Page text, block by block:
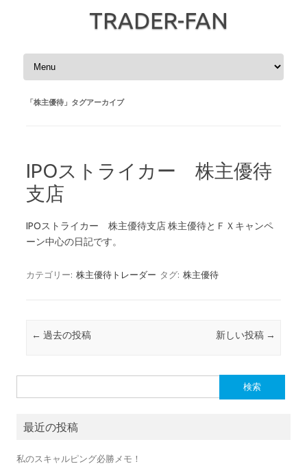
TRADER-FAN
コンテンツへスキップ
「株主優待 」タグアーカイブ
IPOストライカー 株主優待
支店
IPOストライカー 株主優待支店 株主優待とＦＸキャンペ
ーン中心の日記です。
カテゴリー: 株主優待トレーダー タグ: 株主優待
投稿ナビゲーション
← 過去の投稿 新しい投稿 →
索:
最近の投稿
私のスキャルピング必勝メモ！